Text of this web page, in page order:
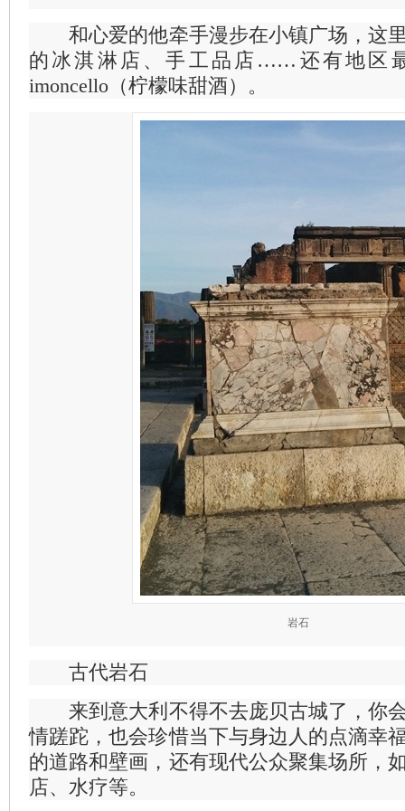
和心爱的他牵手漫步在小镇广场，这
的冰淇淋店、手工品店……还有地区
imoncello（柠檬味甜酒）。
岩石
古代岩石
来到意大利不得不去庞贝古城了，你
情蹉跎，也会珍惜当下与身边人的点滴幸
的道路和壁画，还有现代公众聚集场所，
店、水疗等。